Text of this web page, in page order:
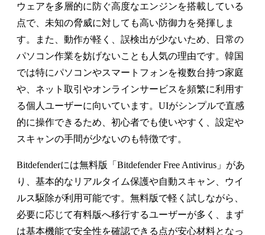
ウェアを多層的に防ぐ高度なエンジンを搭載している
点で、未知の脅威に対しても高い防御力を発揮しま
す。また、動作が軽く、誤検出が少ないため、日常の
パソコン作業を妨げないことも人気の理由です。韓国
では特にパソコンやスマートフォンを複数台持つ家庭
や、ネット取引やオンラインサービスを頻繁に利用す
る個人ユーザーに向いています。UIがシンプルで直感
的に操作できるため、初心者でも使いやすく、設定や
スキャンの手間が少ないのも特徴です。
Bitdefenderには無料版「Bitdefender Free Antivirus」があ
り、基本的なリアルタイム保護や自動スキャン、ウイ
ルス駆除が利用可能です。無料版で軽く試しながら、
必要に応じて有料版へ移行するユーザーが多く、まず
は基本機能で安全性を確認できる点が安心材料となっ